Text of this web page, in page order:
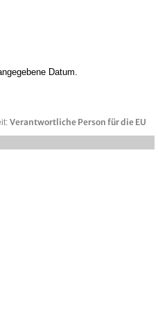
Datum.
Verantwortliche Person für die EU